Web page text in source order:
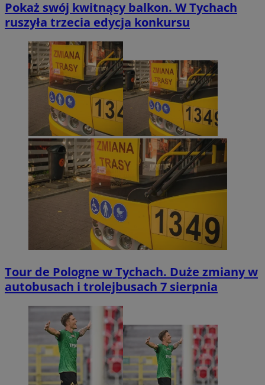
Pokaż swój kwitnący balkon. W Tychach
ruszyła trzecia edycja konkursu
Tour de Pologne w Tychach. Duże zmiany w
autobusach i trolejbusach 7 sierpnia